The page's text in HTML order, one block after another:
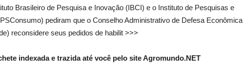
Brasileiro de Pesquisa e Inovação (IBCI) e o Instituto de Pesquisas e
pediram que o Conselho Administrativo de Defesa Econômica
reconsidere seus pedidos de habilit >>>
indexada e trazida até você pelo site Agromundo.NET